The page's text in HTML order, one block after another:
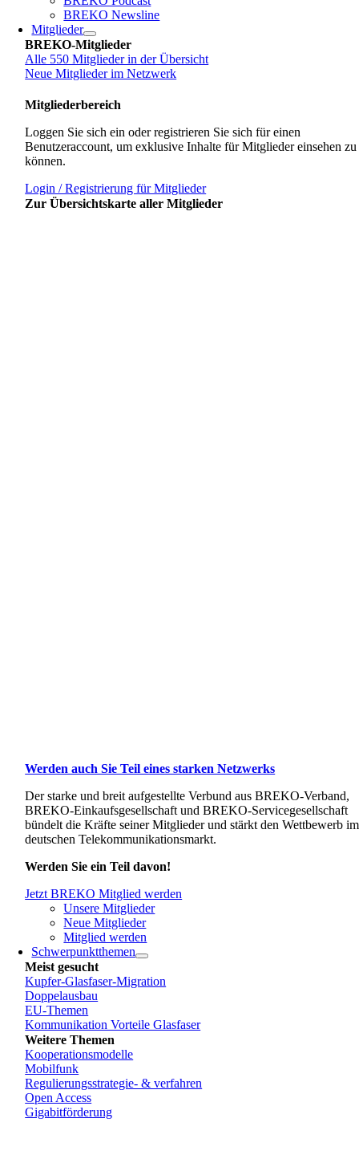
BREKO Newsline
Mitglieder
BREKO-Mitglieder
Alle 550 Mitglieder in der Übersicht
Neue Mitglieder im Netzwerk
Mitgliederbereich
Loggen Sie sich ein oder registrieren Sie sich für einen
Benutzeraccount, um exklusive Inhalte für Mitglieder einsehen zu
können.
Login / Registrierung für Mitglieder
Zur Übersichtskarte aller Mitglieder
Werden auch Sie Teil eines starken Netzwerks
Der starke und breit aufgestellte Verbund aus BREKO-Verband,
BREKO-Einkaufsgesellschaft und BREKO-Servicegesellschaft
bündelt die Kräfte seiner Mitglieder und stärkt den Wettbewerb im
deutschen Telekommunikationsmarkt.
Werden Sie ein Teil davon!
Jetzt BREKO Mitglied werden
Unsere Mitglieder
Neue Mitglieder
Mitglied werden
Schwerpunktthemen
Meist gesucht
Kupfer-Glasfaser-Migration
Doppelausbau
EU-Themen
Kommunikation Vorteile Glasfaser
Weitere Themen
Kooperationsmodelle
Mobilfunk
Regulierungsstrategie- & verfahren
Open Access
Gigabitförderung